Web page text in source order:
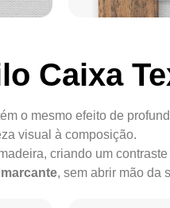
Caixa
o mesmo efeito de
visual à composição.
criando um
, sem abrir mão da